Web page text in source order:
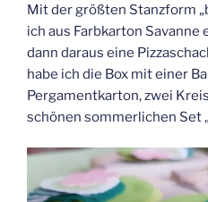
Mit der größten Stanzform
ich aus Farbkarton
dann daraus eine
habe ich die Box mit einer
Pergamentkarton, zwei
schönen sommerlichen Set